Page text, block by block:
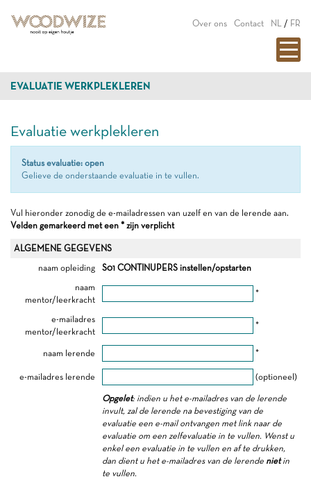
Over ons Contact NL / FR
EVALUATIE WERKPLEKLEREN
Evaluatie werkplekleren
Status evaluatie: open
Gelieve de onderstaande evaluatie in te vullen.
Vul hieronder zonodig de e-mailadressen van uzelf en van de lerende aan.
Velden gemarkeerd met een * zijn verplicht
ALGEMENE GEGEVENS
naam opleiding
S01 CONTINUPERS instellen/opstarten
naam
mentor/leerkracht
*
e-mailadres
mentor/leerkracht
*
naam lerende *
e-mailadres lerende (optioneel)
Opgelet: indien u het e-mailadres van de lerende
invult, zal de lerende na bevestiging van de
evaluatie een e-mail ontvangen met link naar de
evaluatie om een zelfevaluatie in te vullen. Wenst u
enkel een evaluatie in te vullen en af te drukken,
dan dient u het e-mailadres van de lerende nietin
te vullen.